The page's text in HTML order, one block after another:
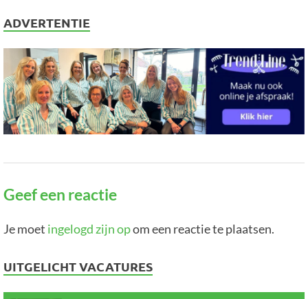
ADVERTENTIE
Geef een reactie
Je moet ingelogd zijn opom een reactie te plaatsen.
UITGELICHT VACATURES